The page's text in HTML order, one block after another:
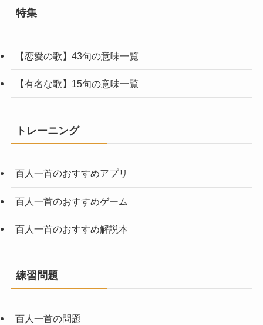
特集
【恋愛の歌】43句の意味一覧
【有名な歌】15句の意味一覧
トレーニング
百人一首のおすすめアプリ
百人一首のおすすめゲーム
百人一首のおすすめ解説本
練習問題
百人一首の問題